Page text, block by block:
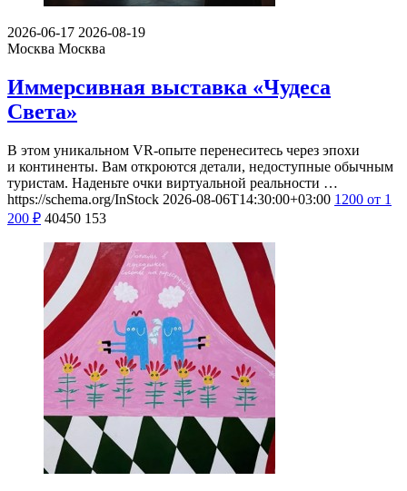
2026-06-17 2026-08-19
Москва Москва
Иммерсивная выставка «Чудеса
Света»
В этом уникальном VR-опыте перенеситесь через эпохи
и континенты. Вам откроются детали, недоступные обычным
туристам. Наденьте очки виртуальной реальности …
https://schema.org/InStock 2026-08-06T14:30:00+03:00 1200 от 1
200 ₽ 40450 153